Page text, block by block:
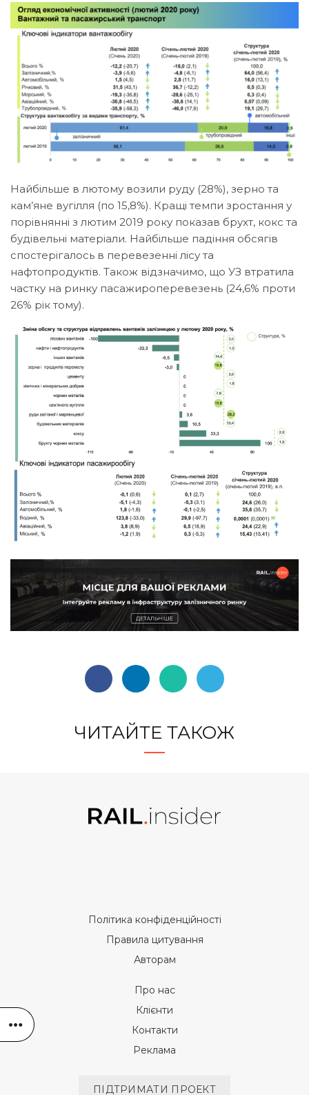
Найбільше в лютому возили руду (28%), зерно та
кам’яне вугілля (по 15,8%). Кращі темпи зростання у
порівнянні з лютим 2019 року показав брухт, кокс та
будівельні матеріали. Найбільше падіння обсягів
спостерігалось в перевезенні лісу та
нафтопродуктів. Також відзначимо, що УЗ втратила
частку на ринку пасажироперевезень (24,6% проти
26% рік тому).
ЧИТАЙТЕ ТАКОЖ
Політика конфіденційності
Правила цитування
Авторам
Про нас
Клієнти
Контакти
Реклама
ПІДТРИМАТИ ПРОЕКТ